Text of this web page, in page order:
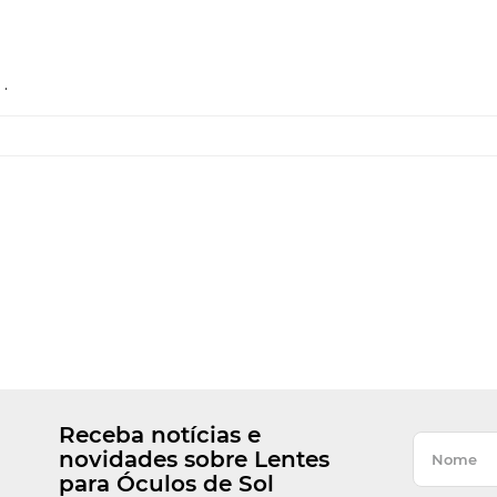
.
Receba notícias e
novidades sobre Lentes
para Óculos de Sol